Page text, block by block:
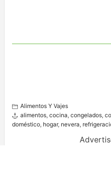
Alimentos Y Vajes
alimentos, cocina, congelados,
doméstico, hogar, nevera,